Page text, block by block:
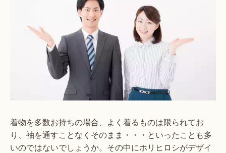
着物を多数お持ちの場合、よく着るものは限られてお
り、袖を通すことなくそのまま・・・といったことも多
いのではないでしょうか。その中にホリヒロシがデザイ